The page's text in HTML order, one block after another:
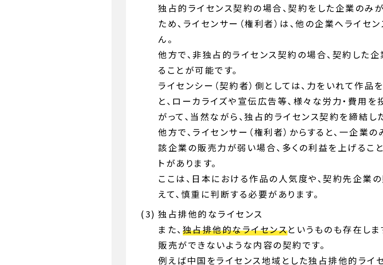
独占的ライセンス契約の場合、契約をした企業のみ
ため、ライセンサー（権利者）は、他の企業へライセ
ん。
他方で、非独占的ライセンス契約の場合、契約した
ることが可能です。
ライセンシー（契約者）側としては、力をいれて作品
と、ローカライズや宣伝広告等、様々な労力・費用を
がって、当然ながら、独占的ライセンス契約を締結し
他方で、ライセンサー（権利者）からすると、一企業
該企業の販売力が弱い場合、多くの利益を上げるこ
トがあります。
ここは、日本における作品の人気度や、契約先企業
えて、慎重に判断する必要があります。
独占排他的なライセンス
また、 独占排他的なライセンスというものも存在しま
販売ができないような内容の契約です。
例えば中国をライセンス地域とした独占排他的ライ